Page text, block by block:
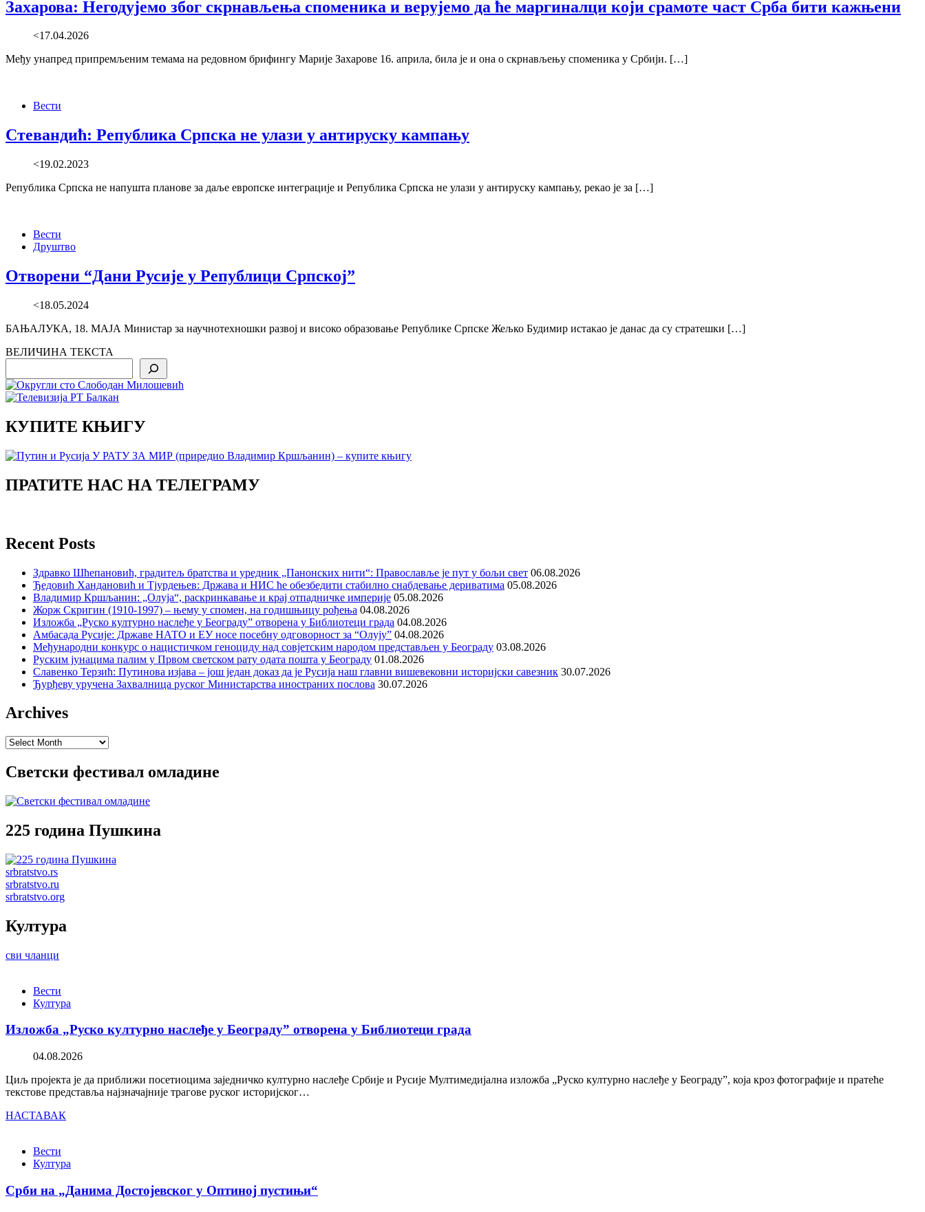
Захарова: Негодујемо због скрнављења споменика и верујемо да ће маргиналци који срамоте част Срба бити кажњени
<17.04.2026
Међу унапред припремљеним темама на редовном брифингу Марије Захарове 16. априла, била је и она о скрнављењу споменика у Србији. […]
Вести
Стевандић: Република Српска не улази у антируску кампању
<19.02.2023
Република Српска не напушта планове за даље европске интеграције и Република Српска не улази у антируску кампању, рекао је за […]
Вести
Друштво
Отворени “Дани Русије у Републици Српској”
<18.05.2024
БАЊАЛУКА, 18. МАЈА Министар за научнотехношки развој и високо образовање Републике Српске Жељко Будимир истакао је данас да су стратешки […]
ВЕЛИЧИНА ТЕКСТА
КУПИТЕ КЊИГУ
ПРАТИТЕ НАС НА ТЕЛЕГРАМУ
Recent Posts
Здравко Шћепановић, градитељ братства и уредник „Панонских нити“: Православље је пут у бољи свет 06.08.2026
Ђедовић Хандановић и Тјурдењев: Држава и НИС ће обезбедити стабилно снабдевање дериватима 05.08.2026
Владимир Кршљанин: „Олуја“, раскринкавање и крај отпадничке империје 05.08.2026
Жорж Скригин (1910-1997) – њему у спомен, на годишњицу рођења 04.08.2026
Изложба „Руско културно наслеђе у Београду” отворена у Библиотеци града 04.08.2026
Амбасада Русије: Државе НАТО и ЕУ носе посебну одговорност за “Олују” 04.08.2026
Међународни конкурс о нацистичком геноциду над совјетским народом представљен у Београду 03.08.2026
Руским јунацима палим у Првом светском рату одата пошта у Београду 01.08.2026
Славенко Терзић: Путинова изјава – још један доказ да је Русија наш главни вишевековни историјски савезник 30.07.2026
Ђурђеву уручена Захвалница руског Министарства иностраних послова 30.07.2026
Archives
Archives
Светски фестивал омладине
225 година Пушкина
srbratstvo.rs
srbratstvo.ru
srbratstvo.org
Култура
сви чланци
Вести
Култура
Изложба „Руско културно наслеђе у Београду” отворена у Библиотеци града
04.08.2026
Циљ пројекта је да приближи посетиоцима заједничко културно наслеђе Србије и Русије Мултимедијална изложба „Руско културно наслеђе у Београду”, која кроз фотографије и пратеће
текстове представља најзначајније трагове руског историјског…
НАСТАВАК
Вести
Култура
Срби на „Данима Достојевског у Оптиној пустињи“